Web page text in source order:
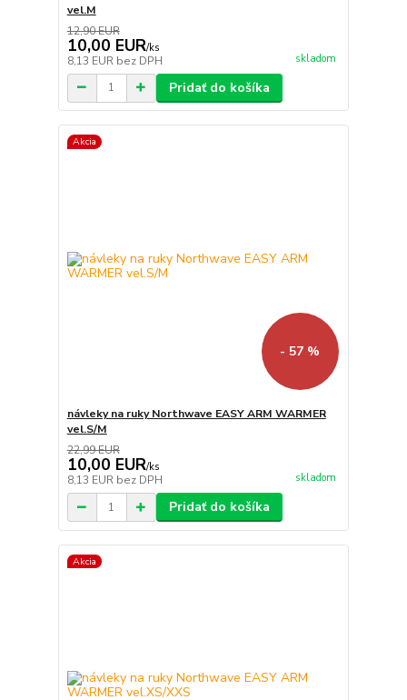
vel.M
12,90 EUR
10,00 EUR/ks
8,13 EUR bez DPH skladom
Pridať do košíka
Akcia
- 57 %
návleky na ruky Northwave EASY ARM WARMER
vel.S/M
22,99 EUR
10,00 EUR/ks
8,13 EUR bez DPH skladom
Pridať do košíka
Akcia